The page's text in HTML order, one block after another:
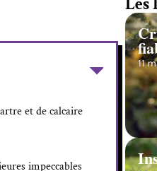
et de calcaire
impeccables
11